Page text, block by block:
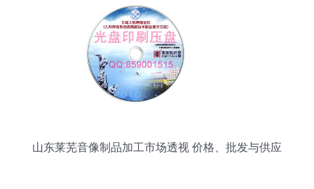
山东莱芜音像制品加工市场透视 价格、批发与供应